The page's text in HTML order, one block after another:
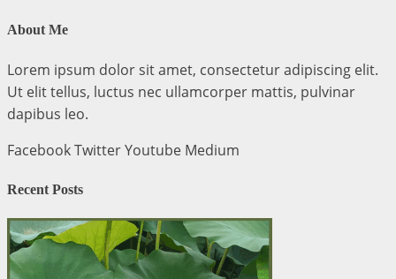
About Me
Lorem ipsum dolor sit amet, consectetur adipiscing elit.
Ut elit tellus, luctus nec ullamcorper mattis, pulvinar
dapibus leo.
FacebookTwitterYoutube Medium
Recent Posts